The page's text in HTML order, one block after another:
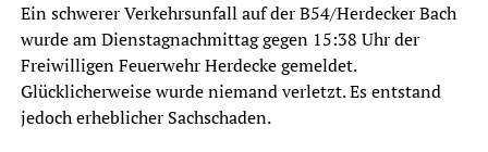
Ein schwerer Verkehrsunfall auf der B54/Herdecker Bach
wurde am Dienstagnachmittag gegen 15:38 Uhr der
Freiwilligen Feuerwehr Herdecke gemeldet.
Glücklicherweise wurde niemand verletzt. Es entstand
jedoch erheblicher Sachschaden.